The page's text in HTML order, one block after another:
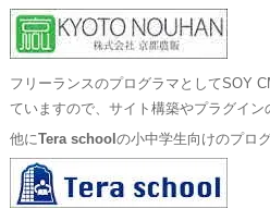
フリーランスのプログラマとしてSOY
ていますので、サイト構築やプラグイン
他にTera school の小中学生向けのプロ